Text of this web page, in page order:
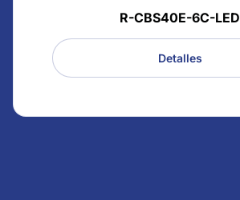
R-CBS40E-6C-LED
Detalles